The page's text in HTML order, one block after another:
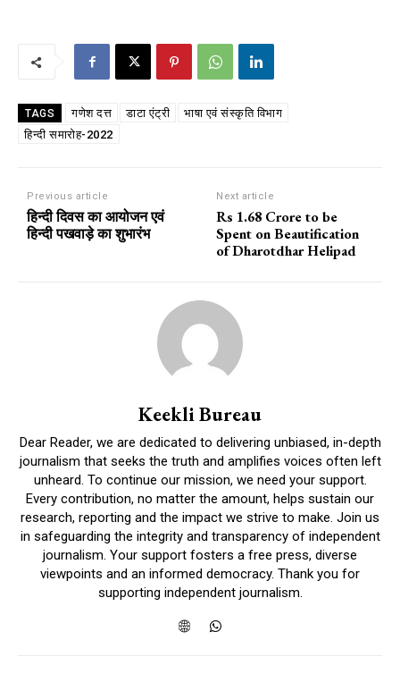
TAGS गणेश दत्त डाटा एंट्री
भाषा एवं संस्कृति विभाग
हिन्दी समारोह-2022
Previous article
हिन्दी दिवस का आयोजन एवं
हिन्दी पखवाड़े का शुभारंभ
Next article
Rs 1.68 Crore to be
Spent on Beautification
of Dharotdhar Helipad
Keekli Bureau
Dear Reader, we are dedicated to delivering unbiased, in-depth
journalism that seeks the truth and amplifies voices often left
unheard. To continue our mission, we need your support.
Every contribution, no matter the amount, helps sustain our
research, reporting and the impact we strive to make. Join us
in safeguarding the integrity and transparency of independent
journalism. Your support fosters a free press, diverse
viewpoints and an informed democracy. Thank you for
supporting independent journalism.